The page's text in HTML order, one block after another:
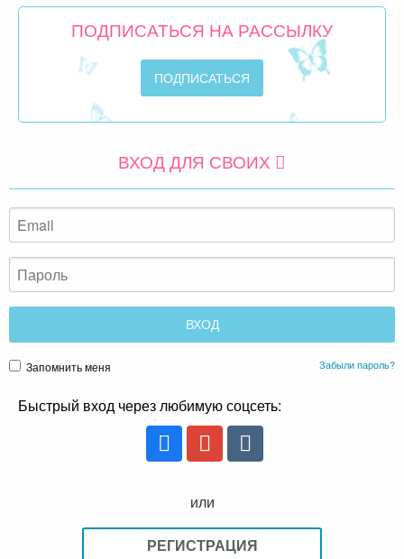
ПОДПИСАТЬСЯ НА РАССЫЛКУ
ВХОД ДЛЯ СВОИХ
Запомнить меня Забыли пароль?
Быстрый вход через любимую соцсеть:
или
РЕГИСТРАЦИЯ